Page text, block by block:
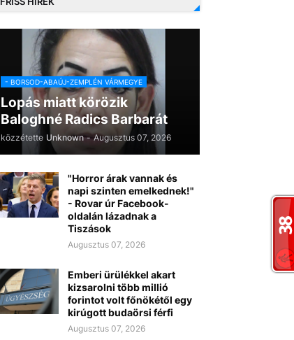
- BORSOD-ABAÚJ-ZEMPLÉN VÁRMEGYE
Lopás miatt körözik
Baloghné Radics Barbarát
közzétette Unknown - Augusztus 07, 2026
"Horror árak vannak és
napi szinten emelkednek!"
- Rovar úr Facebook-
oldalán lázadnak a
Tiszások
Augusztus 07, 2026
Emberi ürülékkel akart
kizsarolni több millió
forintot volt főnökétől egy
kirúgott budaörsi férfi
Augusztus 07, 2026